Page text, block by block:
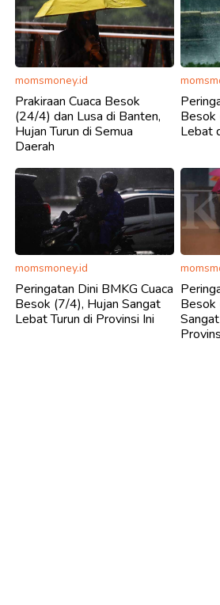
momsmoney.id
Prakiraan Cuaca Besok
(24/4) dan Lusa di Banten,
Hujan Turun di Semua
Daerah
Besok
Lebat
momsmoney.id
Peringatan Dini BMKG Cuaca
Besok (7/4), Hujan Sangat
Lebat Turun di Provinsi Ini
Besok